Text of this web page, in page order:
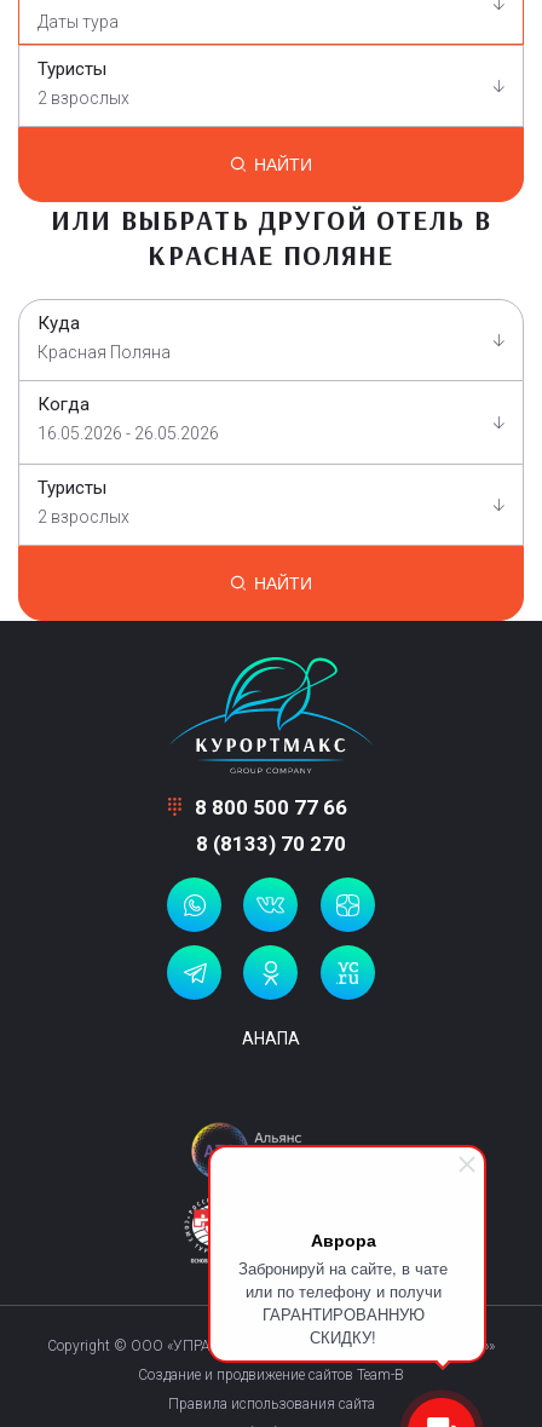
Аврора
Забронируй на сайте, в чате
или по телефону и получи
ГАРАНТИРОВАННУЮ
СКИДКУ!
Туристы
2 взрослых
НАЙТИ
ИЛИ ВЫБРАТЬ ДРУГОЙ ОТЕЛЬ В
КРАСНАЕ ПОЛЯНЕ
Куда
Красная Поляна
Когда
16.05.2026 - 26.05.2026
Туристы
2 взрослых
НАЙТИ
8 800 500 77 66
8 (8133) 70 270
АНАПА
Copyright © ООО «УПРАВЛЯЮЩАЯ КОМПАНИЯ «КУРОРТМАКС»»
Создание и продвижение сайтов Team-B
Правила использования сайта